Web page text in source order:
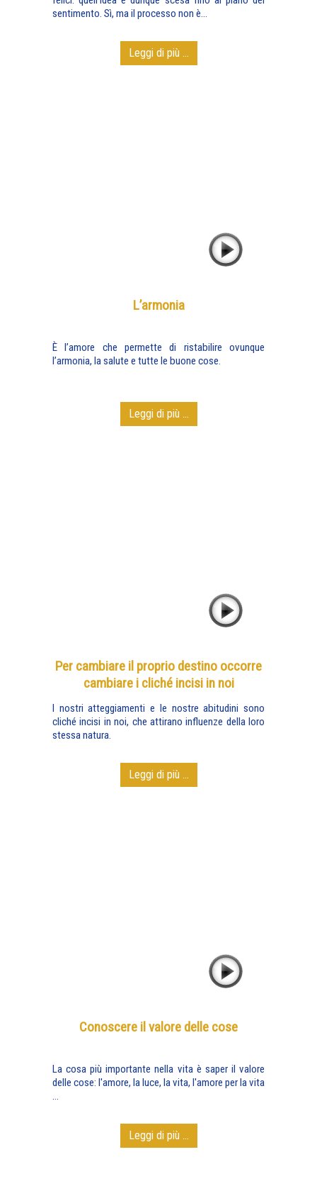
sentimento. Sì, ma il processo non è...
Leggi di più ...
L’armonia
È l’amore che permette di ristabilire ovunque
l’armonia, la salute e tutte le buone cose.
Leggi di più ...
Per cambiare il proprio destino occorre
cambiare i cliché incisi in noi
I nostri atteggiamenti e le nostre abitudini sono
cliché incisi in noi, che attirano influenze della loro
stessa natura.
Leggi di più ...
Conoscere il valore delle cose
La cosa più importante nella vita è saper il valore
delle cose: l'amore, la luce, la vita, l'amore per la vita
...
Leggi di più ...